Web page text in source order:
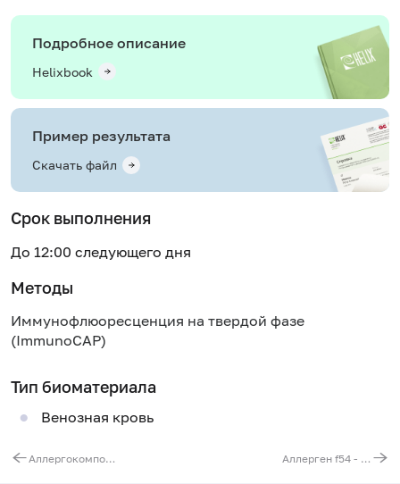
Подробное описание
Helixbook
Пример результата
Скачать файл
Срок выполнения
До 12:00 следующего дня
Методы
Иммунофлюоресценция на твердой фазе
(ImmunoCAP)
Тип биоматериала
Венозная кровь
Аллергокомпонент f426 - треска rGad c 1, IgE (ImmunoCAP) Аллерген f54 - батат, IgE (ImmunoCAP)